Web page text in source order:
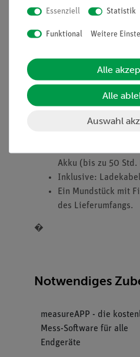
Durchflussrate
Akku (bis zu 50
Inklusive: Ladekabel
Ein Mundstück mit
des Lieferumfangs.
�
Notwendiges
measureAPP - die
Mess-Software für alle
Endgeräte
Essenziell Statistik
Funktional Weitere
Alle
Alle
Auswahl